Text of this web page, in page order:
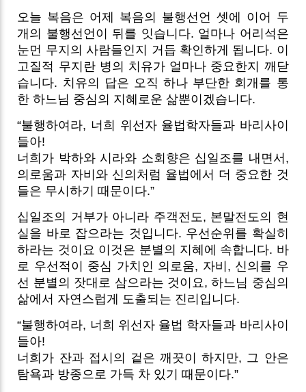
오늘 복음은 어제 복음의 불행선언 셋에 이어 두
개의 불행선언이 뒤를 잇습니다. 얼마나 어리석은
눈먼 무지의 사람들인지 거듭 확인하게 됩니다. 이
고질적 무지란 병의 치유가 얼마나 중요한지 깨닫
습니다. 치유의 답은 오직 하나 부단한 회개를 통
한 하느님 중심의 지혜로운 삶뿐이겠습니다.
“불행하여라, 너희 위선자 율법학자들과 바리사이
들아!
너희가 박하와 시라와 소회향은 십일조를 내면서,
의로움과 자비와 신의처럼 율법에서 더 중요한 것
들은 무시하기 때문이다.”
십일조의 거부가 아니라 주객전도, 본말전도의 현
실을 바로 잡으라는 것입니다. 우선순위를 확실히
하라는 것이요 이것은 분별의 지혜에 속합니다. 바
로 우선적이 중심 가치인 의로움, 자비, 신의를 우
선 분별의 잣대로 삼으라는 것이요, 하느님 중심의
삶에서 자연스럽게 도출되는 진리입니다.
“불행하여라, 너희 위선자 율법 학자들과 바리사이
들아!
너희가 잔과 접시의 겉은 깨끗이 하지만, 그 안은
탐욕과 방종으로 가득 차 있기 때문이다.”